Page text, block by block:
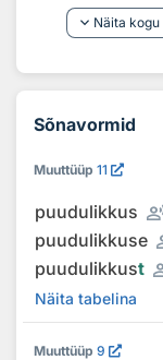
keyboard_arrow_down Näita
Sõnavormid
Muuttüüp 11
puudulikkus
puudulikkuse
puudulikkust
Näita tabelina
Muuttüüp 9